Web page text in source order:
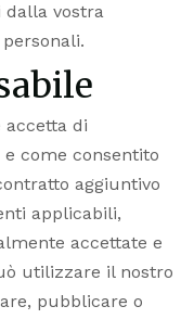
dalla vostra
accetta di
come consentito
aggiuntivo
applicabili,
accettate e
utilizzare il nostro
pubblicare o